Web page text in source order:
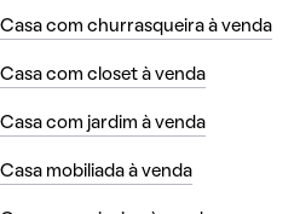
Casa com churrasqueira à venda
Casa com closet à venda
Casa com jardim à venda
Casa mobiliada à venda